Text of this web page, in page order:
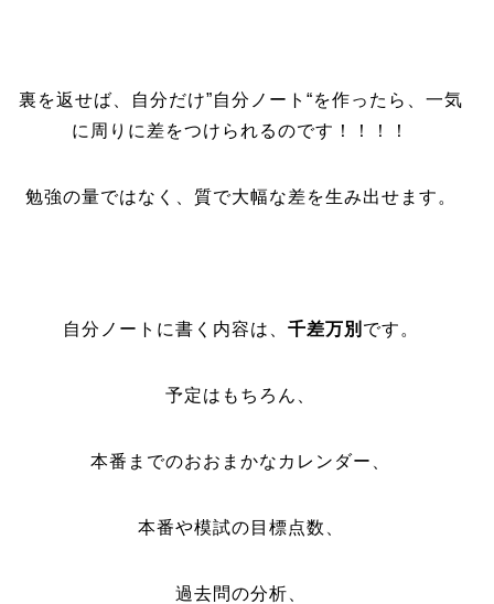
裏を返せば、自分だけ”自分ノート“を作ったら、一気
に周りに差をつけられるのです！！！！
勉強の量ではなく、質で大幅な差を生み出せます。
自分ノートに書く内容は、 千差万別 です。
予定はもちろん、
本番までのおおまかなカレンダー、
本番や模試の目標点数、
過去問の分析、